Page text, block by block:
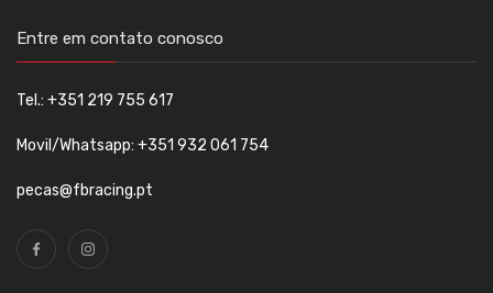
Entre em contato conosco
Tel.: +351 219 755 617
Movil/Whatsapp: +351 932 061 754
pecas@fbracing.pt